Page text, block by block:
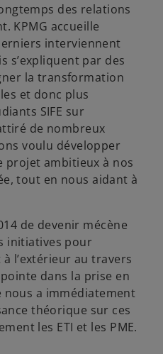
des relations
KPMG accueille
interviennent
s’expliquent par des
la transformation
et donc plus
SIFE sur
de nombreux
voulu développer
projet ambitieux à nos
tout en nous aidant à
de devenir mécène
initiatives pour
l’extérieur au travers
dans la prise en
nous a immédiatement
théorique sur ces
les ETI et les PME.